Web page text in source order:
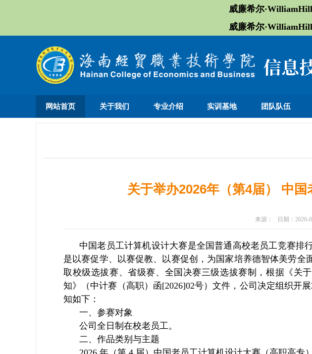
威廉希尔
威廉希尔
网站首页 关于我们 专业介绍 实训基地 团队队伍
关于举办2026年（第4届） 中
来源： 日期： 2026-
中国老员工计算机设计大赛是全国普通高校老员工竞赛排
是以赛促学、以赛促教、以赛促创，为国家培养德智体美劳
取校级选拔赛、省级赛、全国决赛三级选拔赛制，根据 《关
知》（中计赛 （高职） 函[2026]02号）文件，公司 决定组织开展
知如下：
一、参赛对象
公司全日制在校老员工。
二、作品类别与主题